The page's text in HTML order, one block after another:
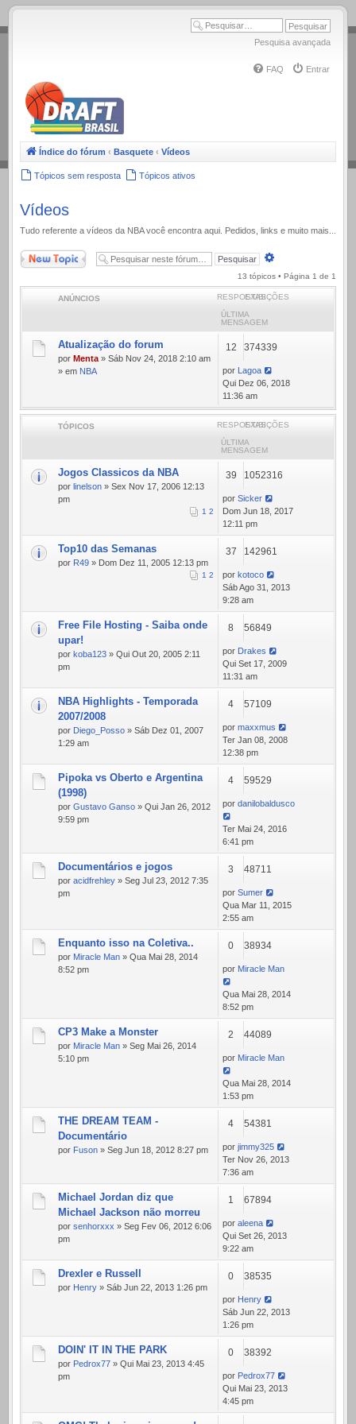
.
Pesquisa avançada
FAQ Entrar
Índice do fórum ‹ Basquete ‹ Vídeos
Tópicos sem resposta Tópicos ativos
Vídeos
Tudo referente a ví­deos da NBA você encontra aqui. Pedidos, links e muito mais...
Novo Tópico
13 tópicos • Página 1 de 1
ANÚNCIOS RESPOSTASEXIBIÇÕES
ÚLTIMA
MENSAGEM
Atualização do forum
por Menta » Sáb Nov 24, 2018 2:10 am
» em NBA
12 374339
por Lagoa
Qui Dez 06, 2018
11:36 am
TÓPICOS RESPOSTASEXIBIÇÕES
ÚLTIMA
MENSAGEM
Jogos Classicos da NBA
por linelson » Sex Nov 17, 2006 12:13
pm
1 2
39 1052316
por Sicker
Dom Jun 18, 2017
12:11 pm
Top10 das Semanas
por R49 » Dom Dez 11, 2005 12:13 pm
1 2
37 142961
por kotoco
Sáb Ago 31, 2013
9:28 am
Free File Hosting - Saiba onde
upar!
por koba123 » Qui Out 20, 2005 2:11
pm
8 56849
por Drakes
Qui Set 17, 2009
11:31 am
NBA Highlights - Temporada
2007/2008
por Diego_Posso » Sáb Dez 01, 2007
1:29 am
4 57109
por maxxmus
Ter Jan 08, 2008
12:38 pm
Pipoka vs Oberto e Argentina
(1998)
por Gustavo Ganso » Qui Jan 26, 2012
9:59 pm
4 59529
por danilobaldusco
Ter Mai 24, 2016
6:41 pm
Documentários e jogos
por acidfrehley » Seg Jul 23, 2012 7:35
pm
3 48711
por Sumer
Qua Mar 11, 2015
2:55 am
Enquanto isso na Coletiva..
por Miracle Man » Qua Mai 28, 2014
8:52 pm
0 38934
por Miracle Man
Qua Mai 28, 2014
8:52 pm
CP3 Make a Monster
por Miracle Man » Seg Mai 26, 2014
5:10 pm
2 44089
por Miracle Man
Qua Mai 28, 2014
1:53 pm
THE DREAM TEAM -
Documentário
por Fuson » Seg Jun 18, 2012 8:27 pm
4 54381
por jimmy325
Ter Nov 26, 2013
7:36 am
Michael Jordan diz que
Michael Jackson não morreu
por senhorxxx » Seg Fev 06, 2012 6:06
pm
1 67894
por aleena
Qui Set 26, 2013
9:22 am
Drexler e Russell
por Henry » Sáb Jun 22, 2013 1:26 pm
0 38535
por Henry
Sáb Jun 22, 2013
1:26 pm
DOIN' IT IN THE PARK
por Pedrox77 » Qui Mai 23, 2013 4:45
pm
0 38392
por Pedrox77
Qui Mai 23, 2013
4:45 pm